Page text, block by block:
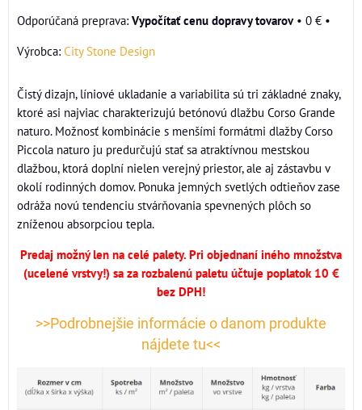
Vypočítať cenu dopravy tovarov• 0 € •
Výrobca: City Stone Design
Čistý dizajn, líniové ukladanie a variabilita sú tri základné znaky,
ktoré asi najviac charakterizujú betónovú dlažbu Corso Grande
naturo. Možnosť kombinácie s menšími formátmi dlažby Corso
Piccola naturo ju predurčujú stať sa atraktívnou mestskou
dlažbou, ktorá doplní nielen verejný priestor, ale aj zástavbu v
okolí rodinných domov. Ponuka jemných svetlých odtieňov zase
odráža novú tendenciu stvárňovania spevnených plôch so
zníženou absorpciou tepla.
Predaj možný len na celé palety. Pri objednaní iného množstva
(ucelené vrstvy!) sa za rozbalenú paletu účtuje poplatok 10 €
bez DPH!
>>Podrobnejšie informácie o danom produkte
nájdete tu<<